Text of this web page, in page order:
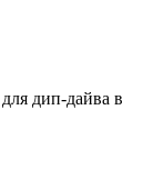
дип-дайва в